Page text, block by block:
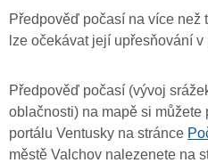
Předpověď počasí na více než
lze očekávat její upřesňování
Předpověď počasí (vývoj
oblačnosti) na mapě si můžete
portálu Ventusky na stránce
městě Valchov nalezenete na